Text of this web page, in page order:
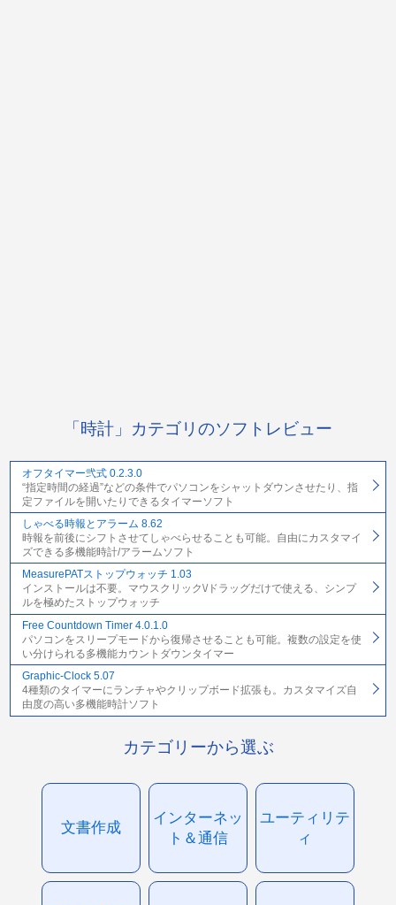
「時計」カテゴリのソフトレビュー
オフタイマー弐式 0.2.3.0
“指定時間の経過”などの条件でパソコンをシャットダウンさせたり、指
定ファイルを開いたりできるタイマーソフト
しゃべる時報とアラーム 8.62
時報を前後にシフトさせてしゃべらせることも可能。自由にカスタマイ
ズできる多機能時計/アラームソフト
MeasurePATストップウォッチ 1.03
インストールは不要。マウスクリック\/ドラッグだけで使える、シンプ
ルを極めたストップウォッチ
Free Countdown Timer 4.0.1.0
パソコンをスリープモードから復帰させることも可能。複数の設定を使
い分けられる多機能カウントダウンタイマー
Graphic-Clock 5.07
4種類のタイマーにランチャやクリップボード拡張も。カスタマイズ自
由度の高い多機能時計ソフト
カテゴリーから選ぶ
文書作成
インターネッ
ト＆通信
ユーティリテ
ィ